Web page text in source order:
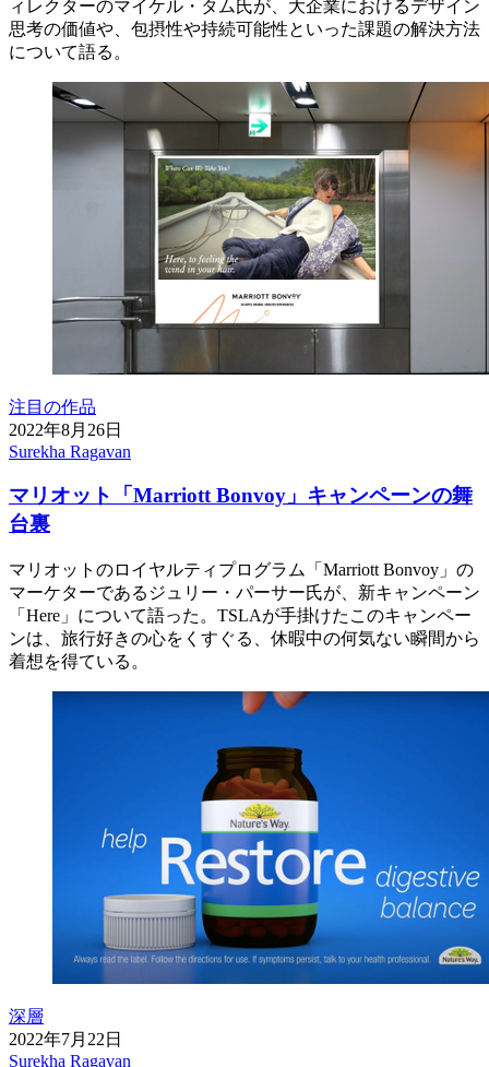
ィレクターのマイケル・タム氏が、大企業におけるデザイン
思考の価値や、包摂性や持続可能性といった課題の解決方法
について語る。
注目の作品
2022年8月26日
Surekha Ragavan
マリオット「Marriott Bonvoy」キャンペーンの舞
台裏
マリオットのロイヤルティプログラム「Marriott Bonvoy」の
マーケターであるジュリー・パーサー氏が、新キャンペーン
「Here」について語った。TSLAが手掛けたこのキャンペー
ンは、旅行好きの心をくすぐる、休暇中の何気ない瞬間から
着想を得ている。
深層
2022年7月22日
Surekha Ragavan